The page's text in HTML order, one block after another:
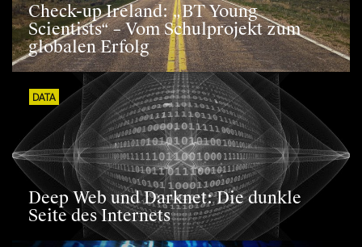
Check-up Ireland: „BT Young
Scientists“ – Vom Schulprojekt zum
globalen Erfolg
DATA
Deep Web und Darknet: Die dunkle
Seite des Internets